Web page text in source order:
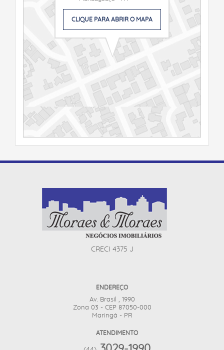
CLIQUE PARA ABRIR O MAPA
CRECI 4375 J
ENDEREÇO
Av. Brasil , 1990
Zona 03 - CEP 87050-000
Maringá - PR
ATENDIMENTO